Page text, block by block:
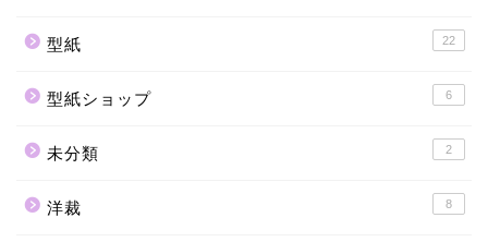
型紙 22
型紙ショップ 6
未分類 2
洋裁 8